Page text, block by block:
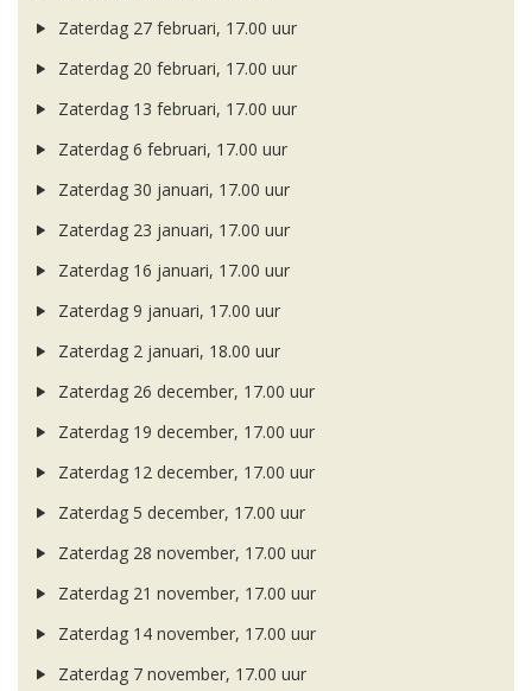
Zaterdag 27 februari, 17.00 uur
Zaterdag 20 februari, 17.00 uur
Zaterdag 13 februari, 17.00 uur
Zaterdag 6 februari, 17.00 uur
Zaterdag 30 januari, 17.00 uur
Zaterdag 23 januari, 17.00 uur
Zaterdag 16 januari, 17.00 uur
Zaterdag 9 januari, 17.00 uur
Zaterdag 2 januari, 18.00 uur
Zaterdag 26 december, 17.00 uur
Zaterdag 19 december, 17.00 uur
Zaterdag 12 december, 17.00 uur
Zaterdag 5 december, 17.00 uur
Zaterdag 28 november, 17.00 uur
Zaterdag 21 november, 17.00 uur
Zaterdag 14 november, 17.00 uur
Zaterdag 7 november, 17.00 uur